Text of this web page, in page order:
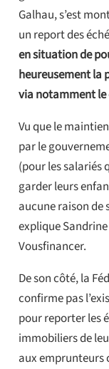
Galhau, s’est
un report des
en situation de
heureusement la
via notamment le
Vu que le
par le
(pour les salariés
garder leurs
aucune raison de
explique
Vousfinancer.
De son côté, la
confirme pas
pour reporter les
immobiliers de
aux emprunteurs